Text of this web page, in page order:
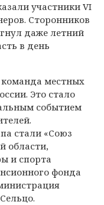
участники VI
Сторонников
даже летний
в день
команда местных
Это стало
событием
стали «Союз
области,
и спорта
фонда